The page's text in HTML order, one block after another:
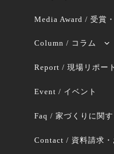
Media Award / 受賞
Column / コラム
Report / 現場リポート
Event / イベント
Faq / 家づくりに関
Contact / 資料請求